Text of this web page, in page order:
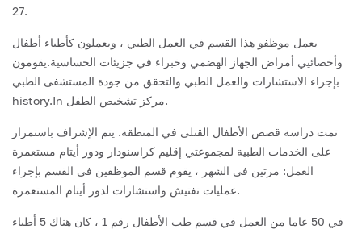
27.
يعمل موظفو هذا القسم في العمل الطبي ، ويعملون كأطباء أطفال
وأخصائيي أمراض الجهاز الهضمي وخبراء في جزيئات الحساسية.يقومون
بإجراء الاستشارات والعمل الطبي والتحقق من جودة المستشفى الطبي
history.In مركز تشخيص الطفل.
تمت دراسة قصص الأطفال القتلى في المنطقة. يتم الإشراف باستمرار
على الخدمات الطبية لمجموعتي إقليم كراسنودار ودور أيتام مستعمرة
العمل: مرتين في الشهر ، يقوم قسم الموظفين في القسم بإجراء
عمليات تفتيش واستشارات لدور أيتام المستعمرة.
في 50 عاما من العمل في قسم طب الأطفال رقم 1 ، كان هناك 5 أطباء